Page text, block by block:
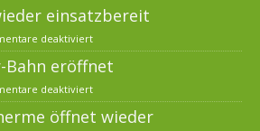
einsatzbereit
deaktiviert
Bahn eröffnet
deaktiviert
öffnet wieder